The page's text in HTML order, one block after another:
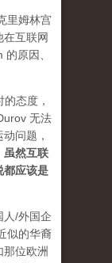
里姆林宫
互联网
原因、
态度，
无法
问题，
虽然互联
都应该是
人/外国企
似的华裔
位欧洲